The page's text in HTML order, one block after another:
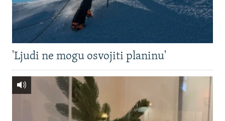
'Ljudi ne mogu osvojiti planinu'